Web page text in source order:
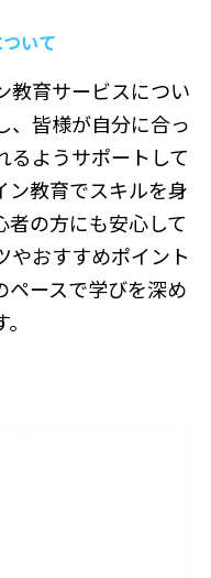
いて
教育サービスについ
、皆様が自分に合っ
るようサポートして
ン教育でスキルを身
者の方にも安心して
やおすすめポイント
ペースで学びを深め